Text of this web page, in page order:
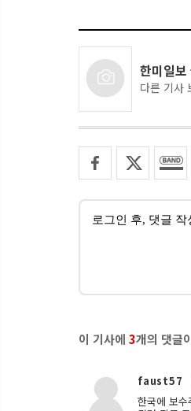
한미일보
다른 기사
이 기사에 3개의 댓글
faust57
한국에 보